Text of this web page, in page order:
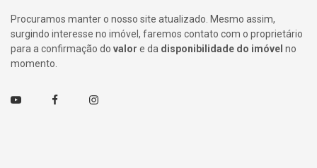
Procuramos manter o nosso site atualizado. Mesmo assim,
surgindo interesse no imóvel, faremos contato com o proprietário
para a confirmação do valor e da disponibilidade do imóvel no
momento.
Youtube FacebookInstagram